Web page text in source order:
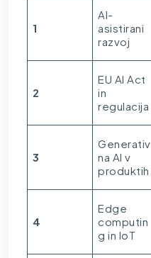
1
AI-
asistirani
razvoj
2
EU AI Act
in
regulacija
3
Generativ
na AI v
produktih
4
Edge
computin
g in IoT